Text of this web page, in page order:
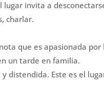
lugar invita a
charlar.
que es apasionada
un tarde en familia.
distendida. Este es el